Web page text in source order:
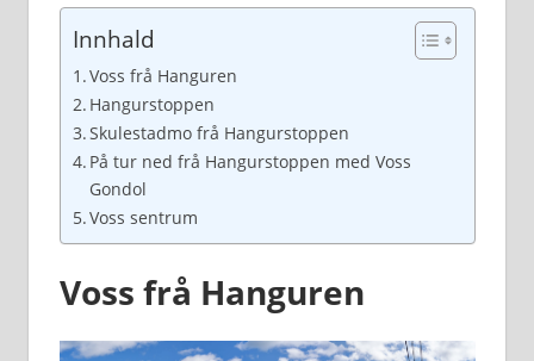
Innhald
Voss frå Hanguren
Hangurstoppen
Skulestadmo frå Hangurstoppen
På tur ned frå Hangurstoppen med Voss
Gondol
Voss sentrum
Voss frå Hanguren